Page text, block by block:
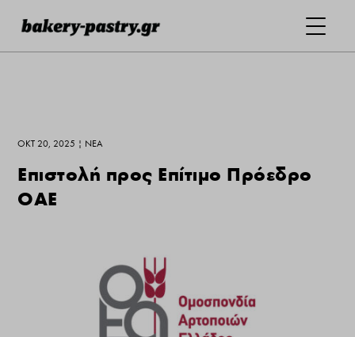
ΟΚΤ 20, 2025 | ΝΕΑ
Επιστολή προς Επίτιμο Πρόεδρο
ΟΑΕ